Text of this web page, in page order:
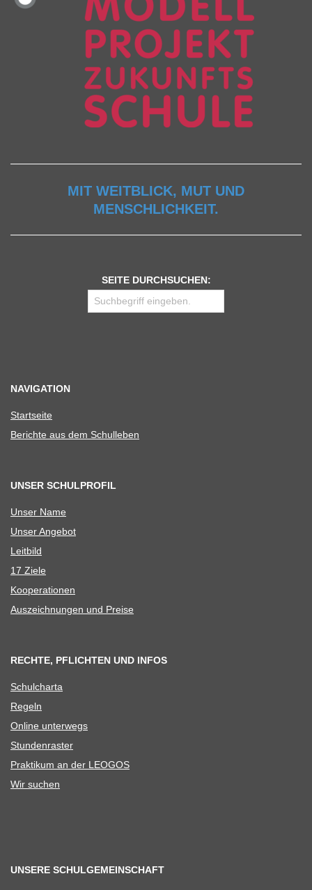
MIT WEITBLICK, MUT UND
MENSCHLICHKEIT.
SEITE DURCHSUCHEN:
NAVIGATION
Start­seite
Berichte aus dem Schulleben
UNSER SCHULPROFIL
Unser Name
Unser Ange­bot
Leit­bild
17 Ziele
Koope­ra­tio­nen
Aus­zeich­nun­gen und Preise
RECHTE, PFLICHTEN UND INFOS
Schul­charta
Regeln
Online unter­wegs
Stun­den­ras­ter
Prak­ti­kum an der LEOGOS
Wir suchen
UNSERE SCHULGEMEINSCHAFT